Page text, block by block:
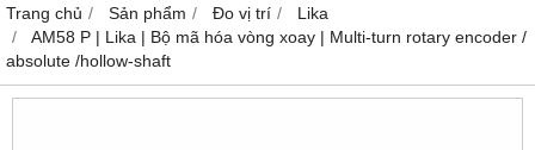
Trang chủ Sản phẩm Đo vị trí
Lika
AM58 P | Lika | Bộ mã hóa vòng xoay | Multi-turn rotary encoder /
absolute /hollow-shaft